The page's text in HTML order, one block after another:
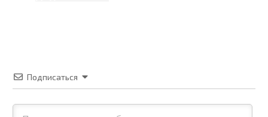
Подписаться